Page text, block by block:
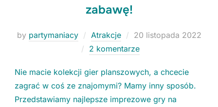
zabawę!
by partymaniacy Atrakcje
Posted
on
20 listopada 2022
2 komentarze
Nie macie kolekcji gier planszowych, a chcecie
zagrać w coś ze znajomymi? Mamy inny sposób.
Przedstawiamy najlepsze imprezowe gry na
Niezbędne
Te ciasteczka
nie są
konieczne do
funkcjonowania